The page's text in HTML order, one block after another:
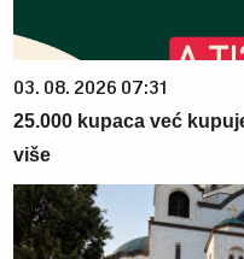
03. 08. 2026 07:31
25.000 kupaca već
više